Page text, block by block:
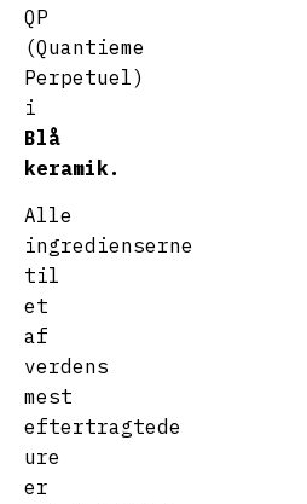
QP
(Quantieme
Perpetuel)
i
Blå
keramik.
Alle
ingredienserne
til
et
af
verdens
mest
eftertragtede
ure
er